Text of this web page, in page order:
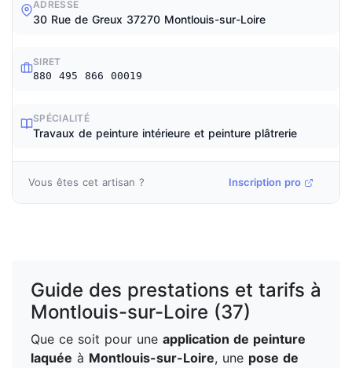
ADRESSE
30 Rue de Greux 37270 Montlouis-sur-Loire
SIRET
880 495 866 00019
SPÉCIALITÉ
Travaux de peinture intérieure et peinture plâtrerie
Vous êtes cet artisan ? Inscription pro
Guide des prestations et tarifs à
Montlouis-sur-Loire (37)
Que ce soit pour une application de peinture
laquée à Montlouis-sur-Loire, une pose de